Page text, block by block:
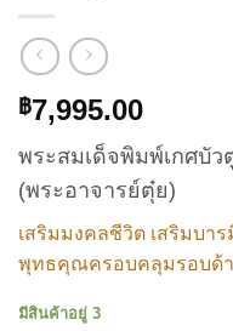
฿7,995.00
พระสมเด็จพิมพ์เกศบั
(พระอาจารย์ตุ๋ย)
เสริมมงคลชีวิต เสริมบา
พุทธคุณครอบคลุมรอบด้
มีสินค้าอยู่ 3